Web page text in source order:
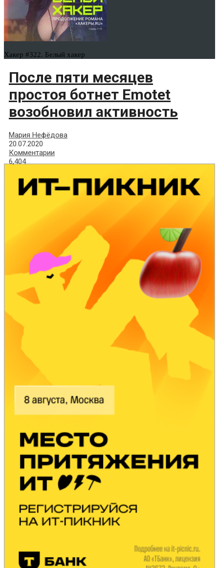
Хакер #322. Белый хакер
После пяти месяцев
простоя ботнет Emotet
возобновил активность
Мария Нефёдова
20.07.2020
Комментарии
6,404